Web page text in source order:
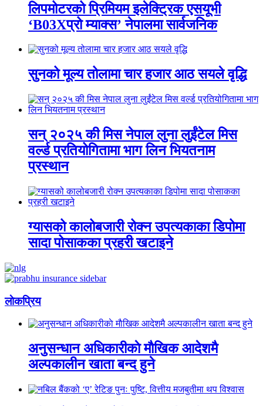
लिपमोटरको प्रिमियम इलेक्ट्रिक एसयूभी
‘B03Xप्रो म्याक्स’ नेपालमा सार्वजनिक
सुनको मूल्य तोलामा चार हजार आठ सयले वृद्धि
सन् २०२५ की मिस नेपाल लुना लुईंटेल मिस
वर्ल्ड प्रतियोगितामा भाग लिन भियतनाम
प्रस्थान
ग्यासको कालोबजारी रोक्न उपत्यकाका डिपोमा
सादा पोसाकका प्रहरी खटाइने
लाेकप्रिय
अनुसन्धान अधिकारीकाे माैखिक आदेशमै
अल्पकालीन खाता बन्द हुने